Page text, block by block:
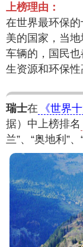
上榜理由：
在世界最环保
美的国家，当
车辆的，国民
生资源和环保性
瑞士在 《世界
据）中上榜排名
兰”、“奥地利”、